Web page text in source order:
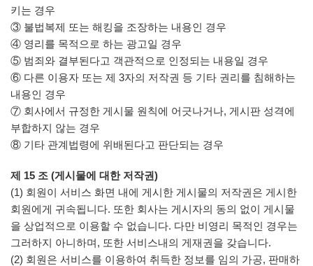
키는 경우
③ 불법복제 또는 해킹을 조장하는 내용인 경우
④ 영리를 목적으로 하는 광고일 경우
⑤ 범죄와 결부된다고 객관적으로 인정되는 내용일 경우
⑥ 다른 이용자 또는 제 3자의 저작권 등 기타 권리를 침해하는
내용인 경우
⑦ 회사에서 규정한 게시물 원칙에 어긋나거나, 게시판 성격에
부합하지 않는 경우
⑧ 기타 관계법령에 위배된다고 판단되는 경우
제 15 조 (게시물에 대한 저작권)
(1) 회원이 서비스 화면 내에 게시한 게시물의 저작권은 게시한
회원에게 귀속됩니다. 또한 회사는 게시자의 동의 없이 게시물
을 상업적으로 이용할 수 없습니다. 다만 비영리 목적인 경우는
그러하지 아니하며, 또한 서비스내의 게재권을 갖습니다.
(2) 회원은 서비스를 이용하여 취득한 정보를 임의 가공, 판매하